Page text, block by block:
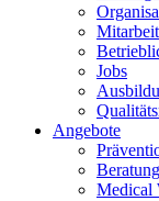
Jobs
Angebote
Beratung
Medical